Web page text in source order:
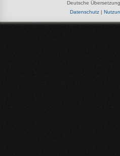
Deutsche
Datenschutz|